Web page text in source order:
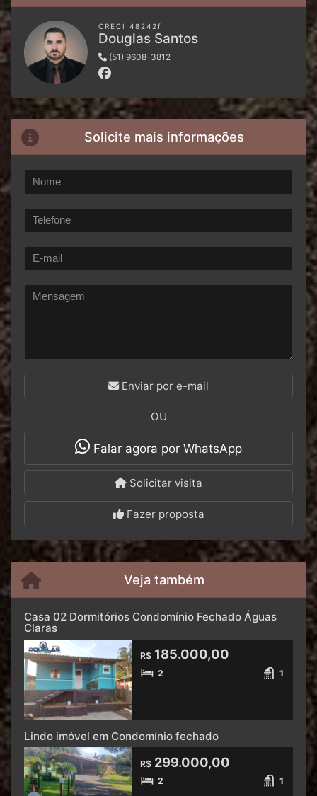
CRECI 48242f
Douglas Santos
(51) 9608-3812
Solicite mais informações
Enviar por e-mail
OU
Falar agora por WhatsApp
Solicitar visita
Fazer proposta
Veja também
Casa 02 Dormitórios Condomínio Fechado Águas
Claras
R$ 185.000,00
2 1
Lindo imóvel em Condomínio fechado
R$ 299.000,00
2 1